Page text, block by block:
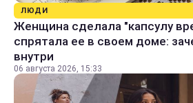
ЛЮДИ
Женщина сделала "капсулу
спрятала ее в своем доме:
внутри
06 августа 2026, 15:33